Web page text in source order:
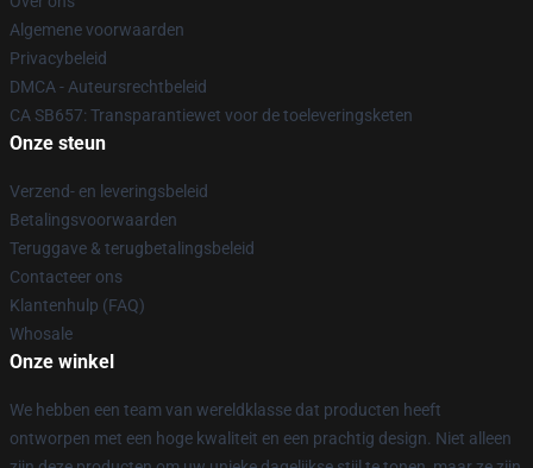
Algemene voorwaarden
Privacybeleid
DMCA - Auteursrechtbeleid
CA SB657: Transparantiewet voor de toeleveringsketen
Onze steun
Verzend- en leveringsbeleid
Betalingsvoorwaarden
Teruggave & terugbetalingsbeleid
Contacteer ons
Klantenhulp (FAQ)
Whosale
Onze winkel
We hebben een team van wereldklasse dat producten heeft
ontworpen met een hoge kwaliteit en een prachtig design. Niet alleen